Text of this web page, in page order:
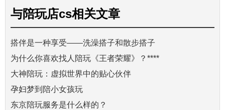
与陪玩店cs相关文章
搭伴是一种享受——洗澡搭子和散步搭子
为什么你喜欢找人陪玩《王者荣耀》？****
大神陪玩：虚拟世界中的贴心伙伴
孕妇梦到陪小女孩玩
东京陪玩服务是什么样的？